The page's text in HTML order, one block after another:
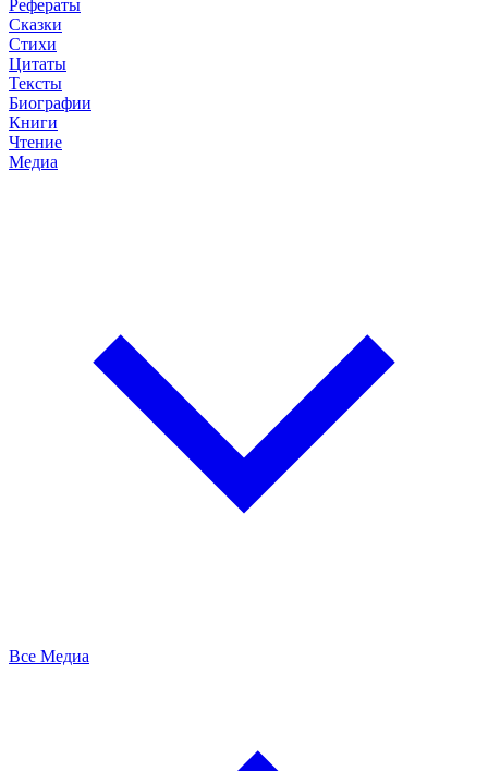
Рефераты
Сказки
Стихи
Цитаты
Тексты
Биографии
Книги
Чтение
Медиа
Все Медиа